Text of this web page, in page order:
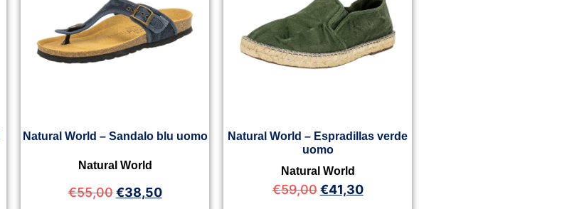
Natural World – Sandalo blu uomo
Natural World
€55,00 €38,50
Natural World – Espradillas verde
uomo
Natural World
€59,00 €41,30